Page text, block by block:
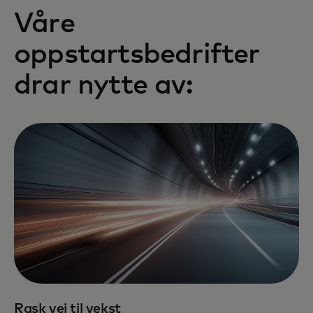
Våre
oppstartsbedrifter
drar nytte av:
Rask vei til vekst